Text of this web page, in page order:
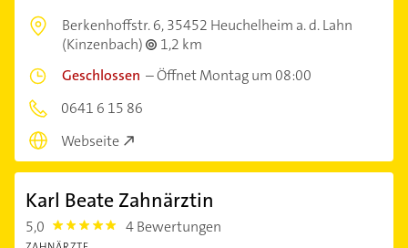
Berkenhoffstr. 6,35452 Heuchelheim a. d. Lahn
(Kinzenbach)
1,2 km
Geschlossen –Öffnet Montag um 08:00
0641 6 15 86
Webseite
Karl Beate Zahnärztin
5,0 5.0 4 Bewertungen